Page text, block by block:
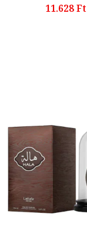
11.628 Ft